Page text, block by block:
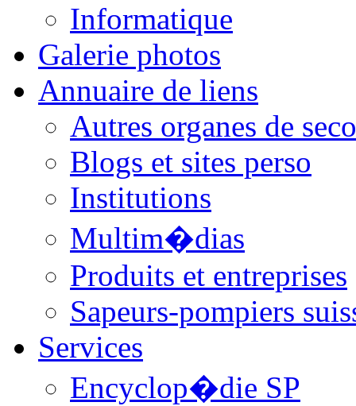
Informatique
Galerie photos
Annuaire de liens
Autres organes de
Blogs et sites perso
Institutions
Multim�dias
Produits et entreprises
Sapeurs-pompiers
Services
Encyclop�die SP